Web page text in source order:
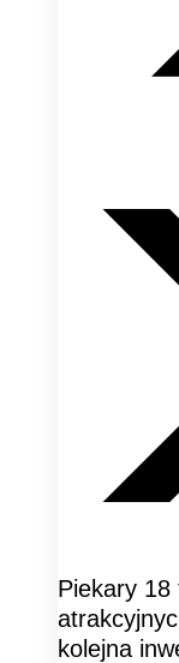
Piekary 18
kolejna